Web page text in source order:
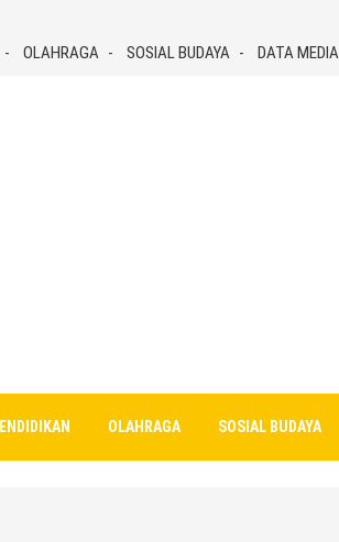
OLAHRAGA SOSIAL BUDAYA DATA MEDIA
OLAHRAGA SOSIAL BUDAYA